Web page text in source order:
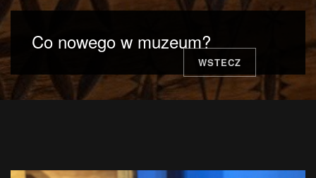
日本語
Co nowego w muzeum?
WSTECZ